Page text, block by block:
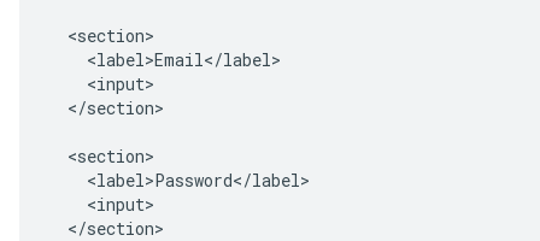
  <section>
    <label>Email</label>
    <input>
  </section>
  <section>
    <label>Password</label>
    <input>
  </section>